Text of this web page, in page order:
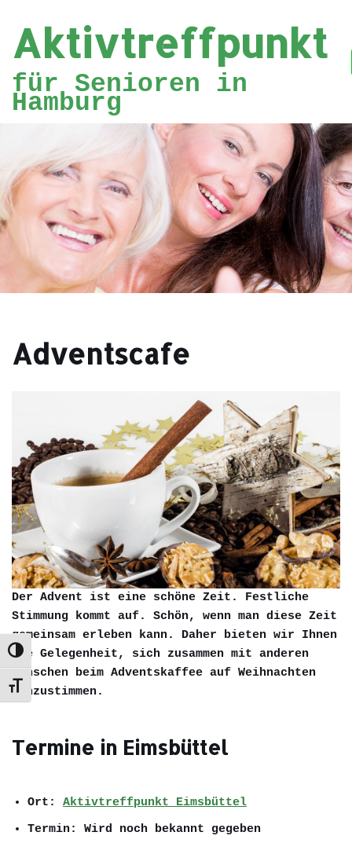
Umschalten auf hohe Kontraste
Schrift vergrößern
Zum
Inhalt
springen
Aktivtreffpunkt
für Senioren in
Hamburg
Adventscafe
Der Advent ist eine schöne Zeit. Festliche
Stimmung kommt auf. Schön, wenn man diese Zeit
gemeinsam erleben kann. Daher bieten wir Ihnen
die Gelegenheit, sich zusammen mit anderen
Menschen beim Adventskaffee auf Weihnachten
einzustimmen.
Termine in Eimsbüttel
Ort:
Aktivtreffpunkt Eimsbüttel
Termin:
Wird noch bekannt gegeben